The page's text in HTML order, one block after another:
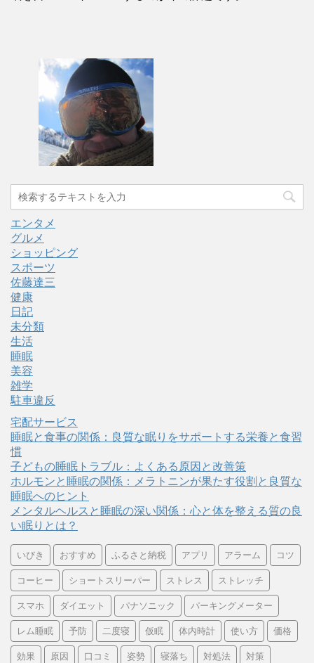
エンタメ
グルメ
ショッピング
スポーツ
佐藤達三
健康
日記
未分類
生活
睡眠
美容
雑学
駐車違反
宅配サービス
睡眠と食事の関係：良質な眠りをサポートする栄養と食習
慣
子どもの睡眠トラブル：よくある原因と改善策
ホルモンと睡眠の関係：メラトニンが果たす役割と良質な
睡眠へのヒント
メンタルヘルスと睡眠の深い関係：心と体を整える質の良
い眠りとは？
いびき おすすめ ふるさと納税 アプリ アラーム コツ
コーヒー ショートスリーパー ストレス ストレッチ
スマホ ダイエット パナソニック パーキングメーター
レム睡眠 予防 二度寝 仮眠 体内時計 使い方 価格
効果 原因 口コミ 姿勢 寝落ち 対処法 対策